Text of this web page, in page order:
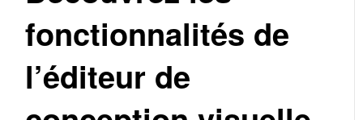
fonctionnalités de
l’éditeur de